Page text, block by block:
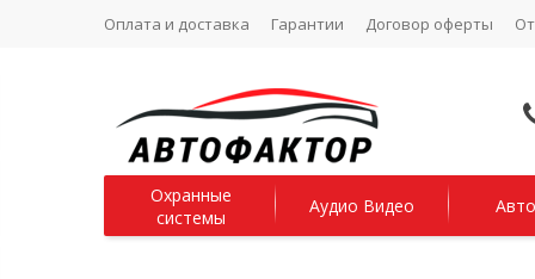
Оплата и доставка Гарантии Договор оферты
Охранные
системы
Аудио Видео